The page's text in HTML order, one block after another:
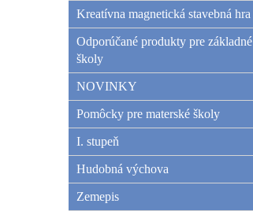
Kreatívna magnetická stavebná hra
Odporúčané produkty pre základné
školy
NOVINKY
Pomôcky pre materské školy
I. stupeň
Hudobná výchova
Zemepis